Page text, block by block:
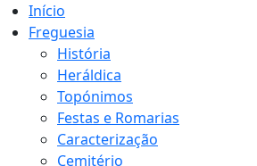
Início
Freguesia
História
Heráldica
Topónimos
Festas e Romarias
Caracterização
Cemitério